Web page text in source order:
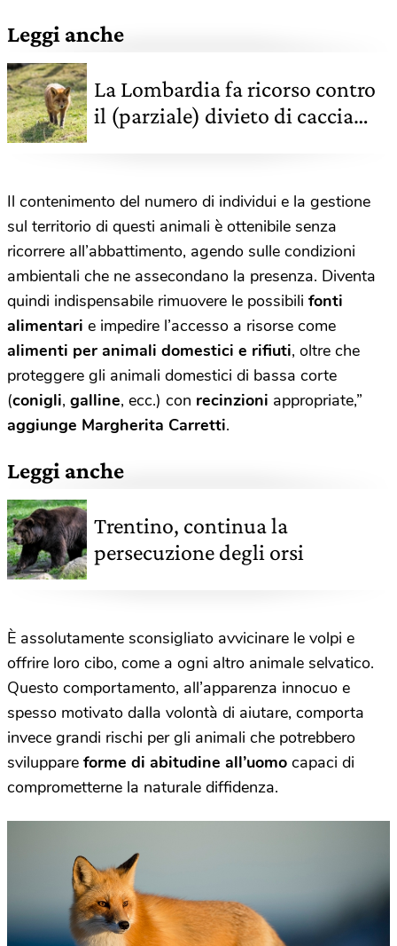
Leggi anche
La Lombardia fa ricorso contro
il (parziale) divieto di caccia
Il contenimento del numero di individui e la gestione
sul territorio di questi animali è ottenibile senza
ricorrere all’abbattimento, agendo sulle condizioni
ambientali che ne assecondano la presenza. Diventa
quindi indispensabile rimuovere le possibili fonti
alimentari e impedire l’accesso a risorse come
alimenti per animali domestici e rifiuti, oltre che
proteggere gli animali domestici di bassa corte
(conigli, galline, ecc.) con recinzioni appropriate,”
aggiunge Margherita Carretti.
Leggi anche
Trentino, continua la
persecuzione degli orsi
È assolutamente sconsigliato avvicinare le volpi e
offrire loro cibo, come a ogni altro animale selvatico.
Questo comportamento, all’apparenza innocuo e
spesso motivato dalla volontà di aiutare, comporta
invece grandi rischi per gli animali che potrebbero
sviluppare forme di abitudine all’uomo capaci di
comprometterne la naturale diffidenza.